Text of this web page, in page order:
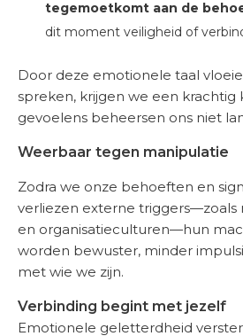
tegemoetkomt aan de
dit moment veiligheid of
Door deze emotionele taal
spreken, krijgen we een krachtig
gevoelens beheersen ons niet
Weerbaar tegen manipulatie
Zodra we onze behoeften en
verliezen externe triggers—zoals
en organisatieculturen—hun
worden bewuster, minder
met wie we zijn.
Verbinding begint met jezelf
Emotionele geletterdheid